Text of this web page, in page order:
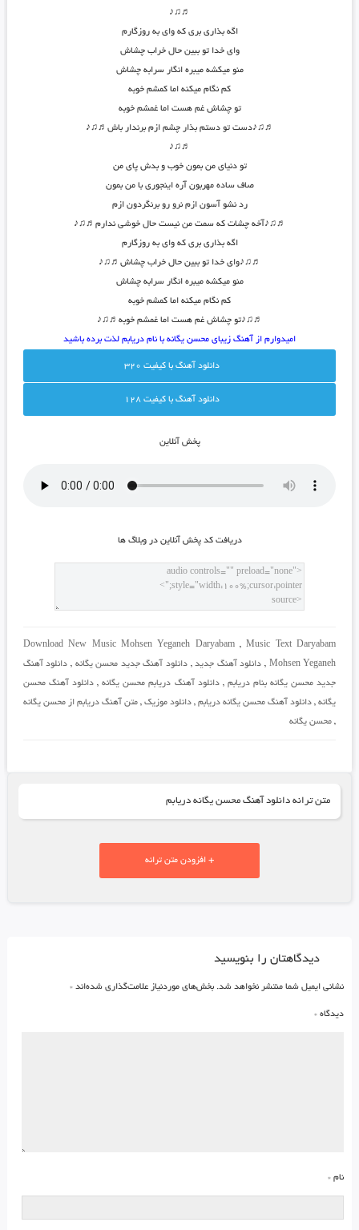
♬♫♪
اگه بذاری بری که وای به روزگارم
وای خدا تو ببین حال خراب چشاش
منو میکشه میبره انگار سرابه چشاش
کم نگام میکنه اما کمشم خوبه
تو چشاش غم هست اما غمشم خوبه
♬♫♪دست تو دستم بذار چشم ازم برندار باش♬♫♪
♬♫♪
تو دنیای من بمون خوب و بدش پای من
صاف ساده مهربون آره اینجوری با من بمون
رد نشو آسون ازم نرو رو برنگردون ازم
♬♫♪آخه چشات که سمت من نیست حال خوشی ندارم♬♫♪
اگه بذاری بری که وای به روزگارم
♬♫♪وای خدا تو ببین حال خراب چشاش♬♫♪
منو میکشه میبره انگار سرابه چشاش
کم نگام میکنه اما کمشم خوبه
♬♫♪تو چشاش غم هست اما غمشم خوبه♬♫♪
امیدوارم از آهنگ زیبای محسن یگانه با نام دریابملذت برده باشید
دانلود آهنگ با کيفيت 320
دانلود آهنگ با کيفيت 128
پخش آنلاين
دريافت کد پخش آنلاين در وبلاگ ها
Download New Music Mohsen Yeganeh Daryabam,Music Text Daryabam
Mohsen Yeganeh
, دانلود آهنگ جدید, دانلود آهنگ جدید محسن یگانه , دانلود آهنگ
جدید محسن یگانه بنام دریابم ,دانلود آهنگ دریابم محسن یگانه, دانلود آهنگ محسن
یگانه, دانلود آهنگ محسن یگانه دریابم, دانلود موزیک,متن آهنگ دریابم از محسن یگانه
, محسن یگانه
متن ترانه دانلود آهنگ محسن یگانه دریابم
+ افزودن متن ترانه
دیدگاهتان را بنویسید
نشانی ایمیل شما منتشر نخواهد شد. بخش‌های موردنیاز علامت‌گذاری شده‌اند *
دیدگاه *
نام *